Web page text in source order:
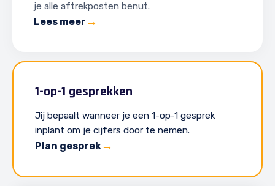
je alle aftrekposten benut.
Lees meer
1-op-1 gesprekken
Jij bepaalt wanneer je een 1-op-1 gesprek
inplant om je cijfers door te nemen.
Plan gesprek